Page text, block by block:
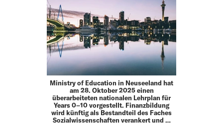
Ministry of Education in Neuseeland hat
am 28. Oktober 2025 einen
überarbeiteten nationalen Lehrplan für
Years 0–10 vorgestellt. Finanzbildung
wird künftig als Bestandteil des Faches
Sozialwissenschaften verankert und …